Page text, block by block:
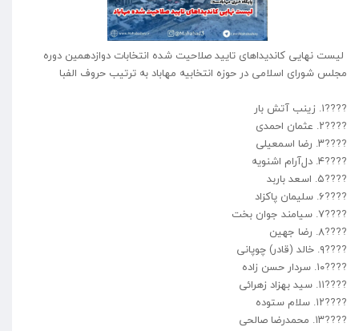
لیست نهایی کاندیداهای تایید صلاحیت شده انتخابات دوازدهمین دوره
مجلس شورای اسلامی در حوزه انتخابیه مهاباد به ترتیب حروف الفبا
????۱. زینب آتش بار
????۲. عثمان احمدی
????۳. رضا اسمعیلی
????۴. دل‌آرام اشنویه
????۵. اسعد باربد
????۶. سلیمان پاکزاد
????۷. سیامند جوان بخت
????٨. رضا جهین
????۹. خالد (قادر) چوپانی
????۱۰. سردار حسن زاده
????۱۱. سید بهزاد زهرائی
????۱۲. سلام ستوده
????۱۳. محمدرضا صالحی